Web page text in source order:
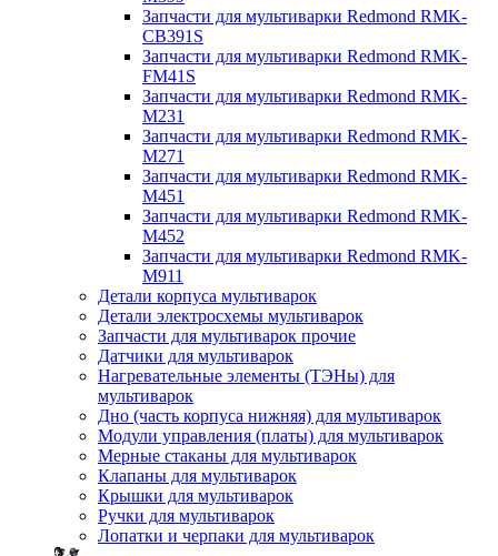
Запчасти для мультиварки Redmond RMK-
CB391S
Запчасти для мультиварки Redmond RMK-
FM41S
Запчасти для мультиварки Redmond RMK-
M231
Запчасти для мультиварки Redmond RMK-
M271
Запчасти для мультиварки Redmond RMK-
M451
Запчасти для мультиварки Redmond RMK-
M452
Запчасти для мультиварки Redmond RMK-
M911
Детали корпуса мультиварок
Детали электросхемы мультиварок
Запчасти для мультиварок прочие
Датчики для мультиварок
Нагревательные элементы (ТЭНы) для
мультиварок
Дно (часть корпуса нижняя) для мультиварок
Модули управления (платы) для мультиварок
Мерные стаканы для мультиварок
Клапаны для мультиварок
Крышки для мультиварок
Ручки для мультиварок
Лопатки и черпаки для мультиварок